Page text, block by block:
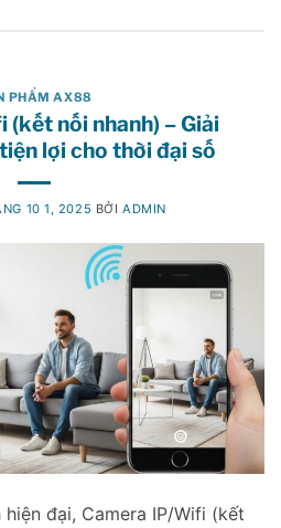
PHẨM AX88
nối nhanh) – Giải
lợi cho thời đại số
10 1, 2025 BỞI ADMIN
đại, Camera IP/Wifi (kết